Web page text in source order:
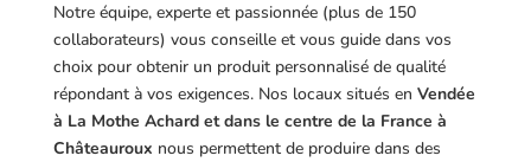
Notre équipe, experte et passionnée (plus de 150
collaborateurs) vous conseille et vous guide dans vos
choix pour obtenir un produit personnalisé de qualité
répondant à vos exigences. Nos locaux situés en Vendée
à La Mothe Achard et dans le centre de la France à
Châteauroux nous permettent de produire dans des